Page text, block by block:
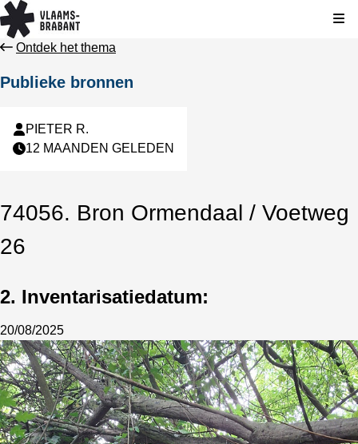
Ontdek het thema
Publieke bronnen
PIETER R.
12 MAANDEN GELEDEN
74056. Bron Ormendaal / Voetweg
26
2. Inventarisatiedatum:
20/08/2025